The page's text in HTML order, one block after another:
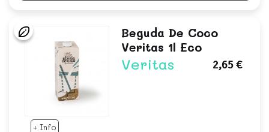
+ Info
Beguda De Coco
Veritas 1l Eco
Veritas 2,65 €